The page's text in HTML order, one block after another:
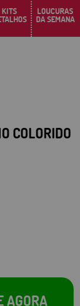
KITS LOUCURAS
DA SEMANA
COLORIDO
AGORA